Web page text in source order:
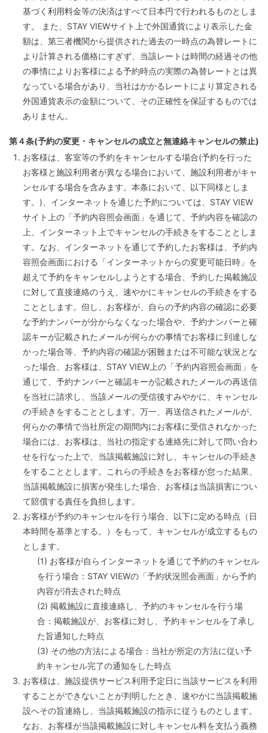
基づく利用料金等の決済はすべて日本円で行われるものとしま
す。 また、STAY VIEWサイト上で外国通貨により表示した金
額は、第三者機関から提供された過去の一時点の為替レートに
より計算される価格にすぎず、当該レートは時間の経過その他
の事情によりお客様による予約時点の実際の為替レートとは異
なっている場合があり、当社はかかるレートにより算定される
外国通貨表示の金額について、その正確性を保証するものでは
ありません。
第４条(予約の変更・キャンセルの成立と無連絡キャンセルの禁止)
お客様は、客室等の予約をキャンセルする場合(予約を行った
お客様と施設利用者が異なる場合において、施設利用者がキャ
ンセルする場合を含みます。本条において、以下同様としま
す。)、インターネットを通じた予約については、STAY VIEW
サイト上の「予約内容照会画面」を通じて、予約内容を確認の
上、インターネット上でキャンセルの手続きをすることとしま
す。なお、インターネットを通じて予約したお客様は、予約内
容照会画面における「インターネットからの変更可能日時」を
超えて予約をキャンセルしようとする場合、予約した掲載施設
に対して直接連絡のうえ、速やかにキャンセルの手続きをする
こととします。但し、お客様が、自らの予約内容の確認に必要
な予約ナンバーが分からなくなった場合や、予約ナンバーと確
認キーが記載されたメールが何らかの事情でお客様に到達しな
かった場合等、予約内容の確認が困難または不可能な状況とな
った場合、お客様は、STAY VIEW上の「予約内容照会画面」を
通じて、予約ナンバーと確認キーが記載されたメールの再送信
を当社に請求し、当該メールの受信後すみやかに、キャンセル
の手続きをすることとします。万一、再送信されたメールが、
何らかの事情で当社所定の期間内にお客様に受信されなかった
場合には、お客様は、当社の指定する連絡先に対して問い合わ
せを行なった上で、当該掲載施設に対し、キャンセルの手続き
をすることとします。これらの手続きをお客様が怠った結果、
当該掲載施設に損害が発生した場合、お客様は当該損害につい
て賠償する責任を負担します。
お客様が予約のキャンセルを行う場合、以下に定める時点（日
本時間を基準とする。）をもって、キャンセルが成立するもの
とします。
(1) お客様が自らインターネットを通じて予約のキャンセル
を行う場合：STAY VIEWの「予約状況照会画面」から予約
内容が消去された時点
(2) 掲載施設に直接連絡し、予約のキャンセルを行う場
合：掲載施設が、お客様に対し、予約キャンセルを了承し
た旨通知した時点
(3) その他の方法による場合：当社が所定の方法に従い予
約キャンセル完了の通知をした時点
お客様は、施設提供サービス利用予定日に当該サービスを利用
することができないことが判明したとき、速やかに当該掲載施
設へその旨連絡し、当該掲載施設の指示に従うものとします。
なお、お客様が当該掲載施設に対しキャンセル料を支払う義務